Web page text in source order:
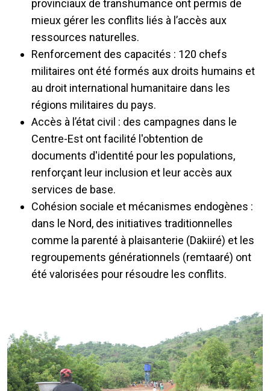
provinciaux de transhumance ont permis de
mieux gérer les conflits liés à l’accès aux
ressources naturelles.
Renforcement des capacités : 120 chefs
militaires ont été formés aux droits humains et
au droit international humanitaire dans les
régions militaires du pays.
Accès à l’état civil : des campagnes dans le
Centre-Est ont facilité l'obtention de
documents d'identité pour les populations,
renforçant leur inclusion et leur accès aux
services de base.
Cohésion sociale et mécanismes endogènes :
dans le Nord, des initiatives traditionnelles
comme la parenté à plaisanterie (Dakiiré) et les
regroupements générationnels (remtaaré) ont
été valorisées pour résoudre les conflits.